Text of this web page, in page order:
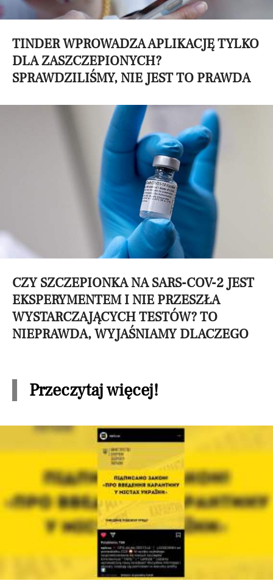
TINDER WPROWADZA APLIKACJĘ TYLKO
DLA ZASZCZEPIONYCH?
SPRAWDZILIŚMY, NIE JEST TO PRAWDA
CZY SZCZEPIONKA NA SARS-COV-2 JEST
EKSPERYMENTEM I NIE PRZESZŁA
WYSTARCZAJĄCYCH TESTÓW? TO
NIEPRAWDA, WYJAŚNIAMY DLACZEGO
Przeczytaj więcej!